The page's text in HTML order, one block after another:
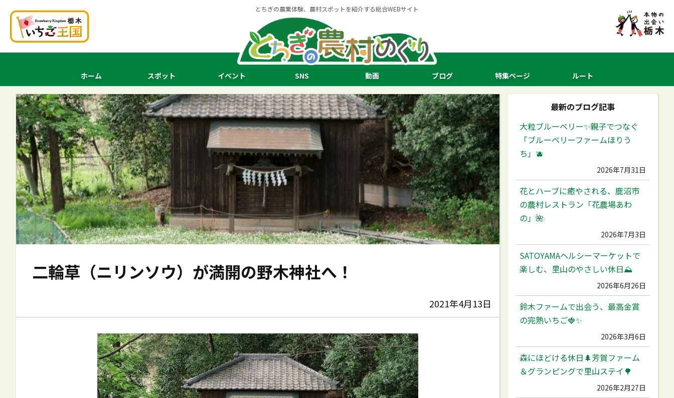
とちぎの農業体験、農村スポットを紹介する総合WEBサイト
ホーム スポット イベント SNS 動画 ブログ 特集ページ ルート
二輪草（ニリンソウ）が満開の野木神社へ！
2021年4月13日
最新のブログ記事
大粒ブルーベリー✨️親子でつなぐ
「ブルーベリーファームほりう
ち」🫐
2026年7月31日
花とハーブに癒やされる、鹿沼市
の農村レストラン「花農場あわ
の」🌺
2026年7月3日
SATOYAMAヘルシーマーケットで
楽しむ、里山のやさしい休日⛰️
2026年6月26日
鈴木ファームで出会う、最高金賞
の完熟いちご🍓✨
2026年3月6日
森にほどける休日🌲芳賀ファーム
＆グランピングで里山ステイ🌳
2026年2月27日